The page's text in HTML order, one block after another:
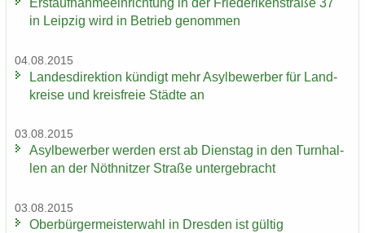
Erst­auf­nah­me­ein­rich­tung in der Frie­de­ri­ken­stra­ße 37
in Leip­zig wird in Be­trieb ge­nom­men
04.08.2015
Lan­des­di­rek­ti­on kün­digt mehr Asyl­be­wer­ber für Land­
krei­se und kreis­freie Städ­te an
03.08.2015
Asyl­be­wer­ber wer­den erst ab Diens­tag in den Turn­hal­
len an der Nö­th­nit­zer Stra­ße un­ter­ge­bracht
03.08.2015
Ober­bür­ger­meis­ter­wahl in Dres­den ist gül­tig